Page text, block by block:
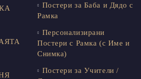
Постери за Баба и Дядо с
Рамка
Персонализирани
Постери с Рамка (с Име и
Снимка)
Постери за Учители /